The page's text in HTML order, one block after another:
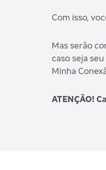
Com isso,
Mas serão
caso seja
Minha
ATENÇÃO!